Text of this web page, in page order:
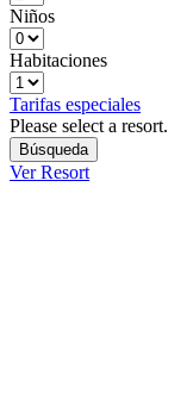
Niños
Habitaciones
Tarifas especiales
Please select a resort.
Ver Resort